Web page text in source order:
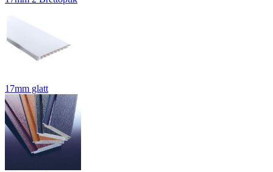
17mm glatt